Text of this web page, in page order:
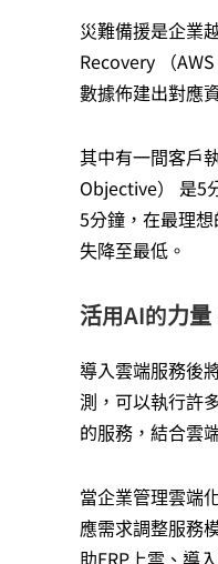
災難備援是企業
Recovery （
數據佈建出對應
其中有一間客戶
Objective） 是5
5分鐘，在最理
失降至最低。
活用AI的力
導入雲端服務後
測，可以執行許
的服務，結合雲
當企業管理雲端
應需求調整服務
助ERP上雲、導入